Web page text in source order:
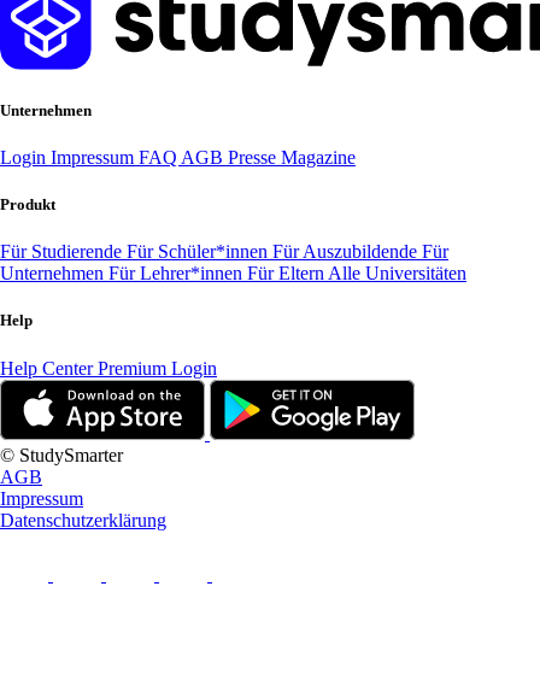
Unternehmen
Login Impressum FAQ AGB Presse Magazine
Produkt
Für Studierende Für Schüler*innen Für Auszubildende Für
Unternehmen Für Lehrer*innen Für Eltern Alle Universitäten
Help
Help CenterPremium Login
© StudySmarter
AGB
Impressum
Datenschutzerklärung